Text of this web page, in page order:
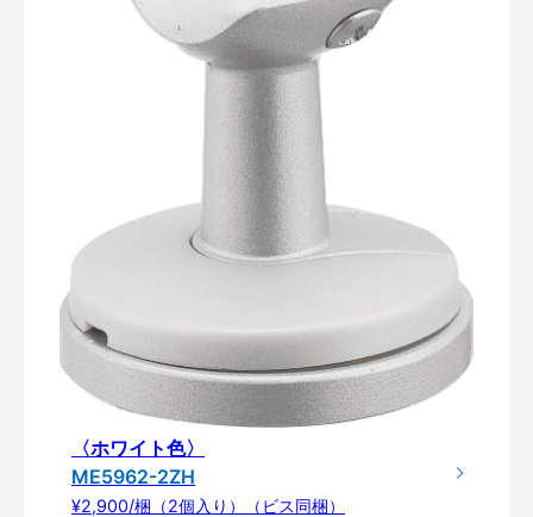
〈ホワイト色〉
ME5962-2ZH
¥2,900/梱（2個入り）（ビス同梱）